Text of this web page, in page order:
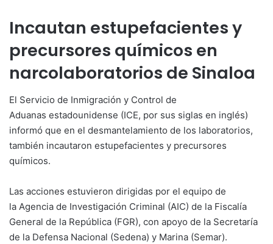
Incautan estupefacientes y
precursores químicos en
narcolaboratorios de Sinaloa
El Servicio de Inmigración y Control de
Aduanas estadounidense (ICE, por sus siglas en inglés)
informó que en el desmantelamiento de los laboratorios,
también incautaron estupefacientes y precursores
químicos.
Las acciones estuvieron dirigidas por el equipo de
la Agencia de Investigación Criminal (AIC) de la Fiscalía
General de la República (FGR), con apoyo de la Secretaría
de la Defensa Nacional (Sedena) y Marina (Semar).